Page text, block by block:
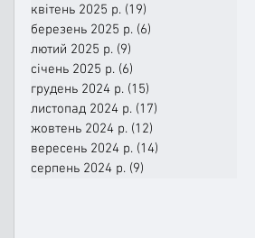
квітень 2025 р. (19)
березень 2025 р. (6)
лютий 2025 р. (9)
січень 2025 р. (6)
грудень 2024 р. (15)
листопад 2024 р. (17)
жовтень 2024 р. (12)
вересень 2024 р. (14)
серпень 2024 р. (9)